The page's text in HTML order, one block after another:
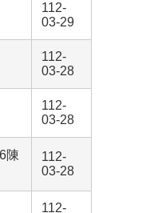
112-
03-29
112-
03-28
112-
03-28
陳
112-
03-28
112-